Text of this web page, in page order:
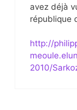
avez déjà
république
http://
2010/